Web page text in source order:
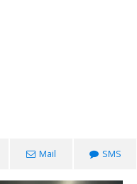
Mail SMS